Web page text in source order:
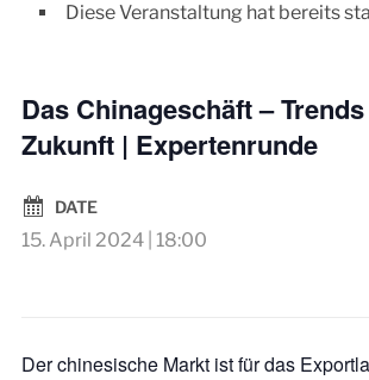
Diese Veranstaltung hat bereits
Das Chinageschäft –
Zukunft | Expertenrunde
DATE
15. April 2024 | 18:00
Der chinesische Markt ist für das